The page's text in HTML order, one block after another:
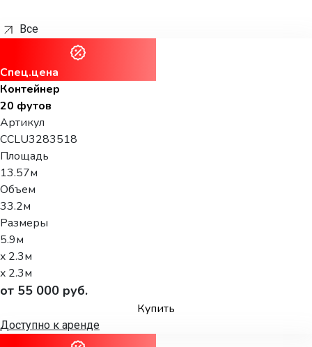
Все
Спец.цена
Контейнер
20 футов
Артикул
CCLU3283518
Площадь
13.57м
Объем
33.2м
Размеры
5.9м
x 2.3м
x 2.3м
от 55 000 руб.
Купить
Доступно к аренде